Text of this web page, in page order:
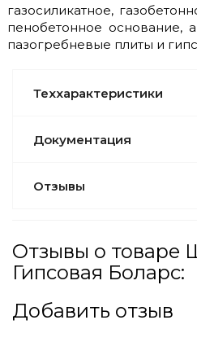
газосиликатное,
пенобетонное основание,
пазогребневые плиты и
Теххарактеристики
Документация
Отзывы
Отзывы о товаре
Гипсовая Боларс:
Добавить отзыв